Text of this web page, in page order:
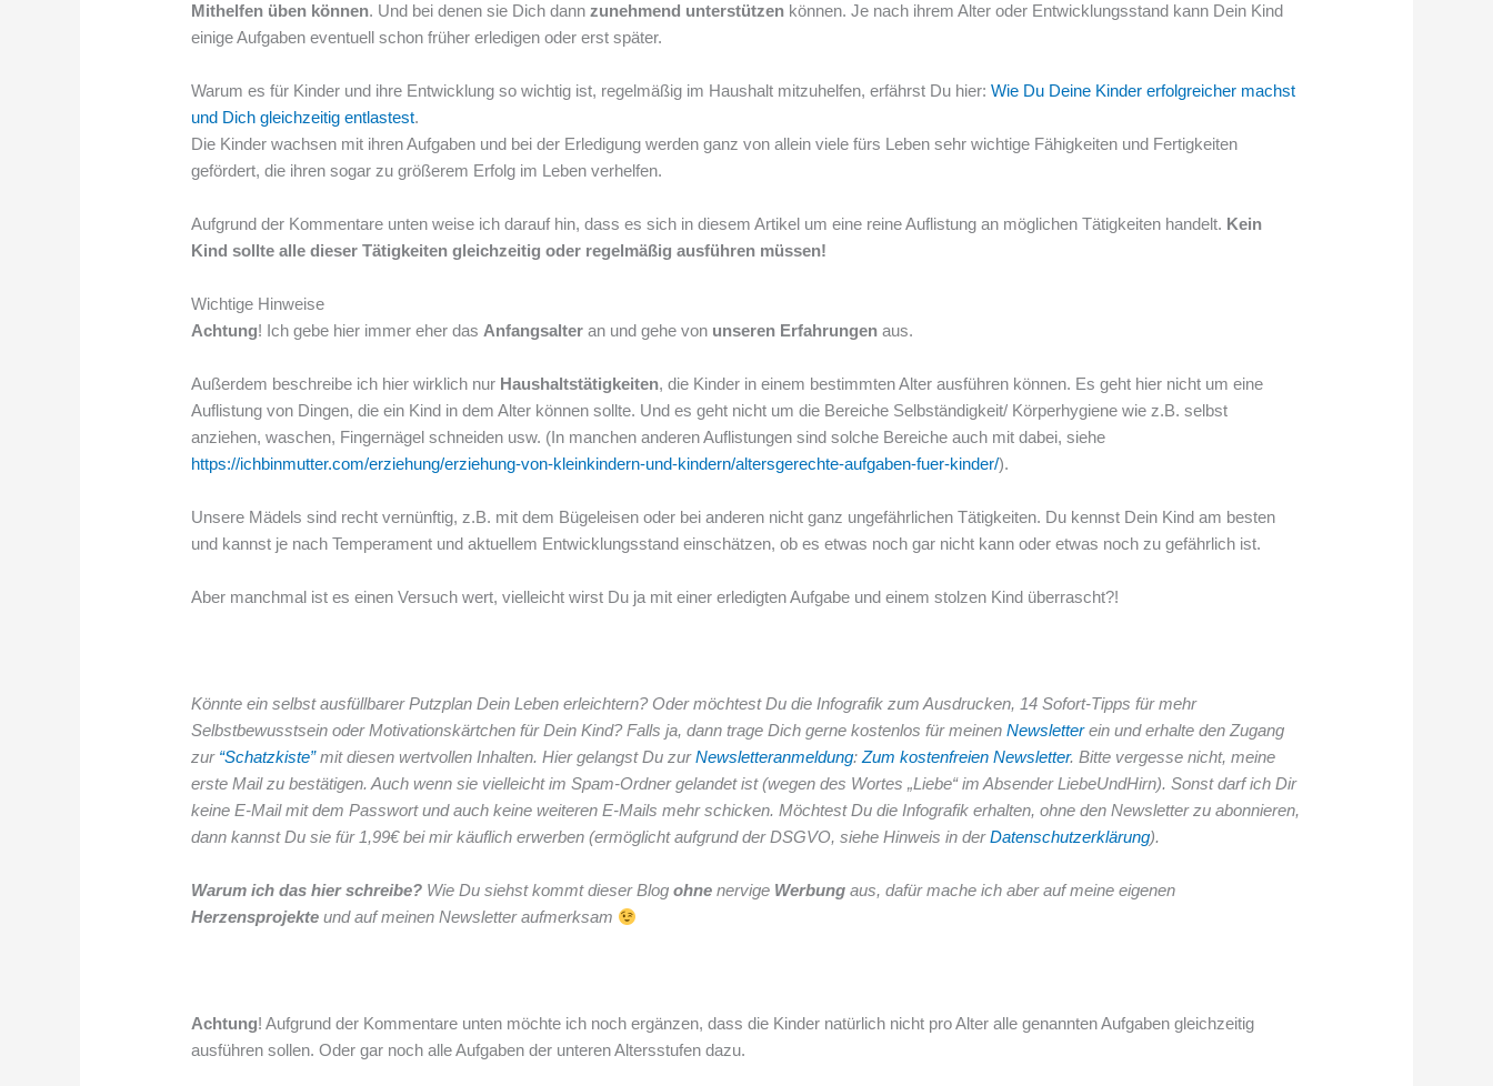
Mithelfen üben können. Und bei denen sie Dich dannzunehmend unterstützen können. Je nach ihrem Alter oder Entwicklungsstand kann Dein Kind
einige Aufgaben eventuell schon früher erledigen oder erst später.
Warum es für Kinder und ihre Entwicklung so wichtig ist, regelmäßig im Haushalt mitzuhelfen, erfährst Du hier:Wie Du Deine Kinder erfolgreicher machst
und Dich gleichzeitig entlastest.
Die Kinder wachsen mit ihren Aufgaben und bei der Erledigung werden ganz von allein viele fürs Leben sehr wichtige Fähigkeiten und Fertigkeiten
gefördert, die ihren sogar zu größerem Erfolg im Leben verhelfen.
Aufgrund der Kommentare unten weise ich darauf hin, dass es sich in diesem Artikel um eine reine Auflistung an möglichen Tätigkeiten handelt. Kein
Kind sollte alle dieser Tätigkeiten gleichzeitig oder regelmäßig ausführen müssen!
Wichtige Hinweise
Achtung! Ich gebe hier immer eher das Anfangsalter an und gehe von unseren Erfahrungen aus.
Außerdem beschreibe ich hier wirklich nur Haushaltstätigkeiten, die Kinder in einem bestimmten Alter ausführen können. Es geht hier nicht um eine
Auflistung von Dingen, die ein Kind in dem Alter können sollte. Und es geht nicht um die Bereiche Selbständigkeit/ Körperhygiene wie z.B. selbst
anziehen, waschen, Fingernägel schneiden usw. (In manchen anderen Auflistungen sind solche Bereiche auch mit dabei, siehe
https://ichbinmutter.com/erziehung/erziehung-von-kleinkindern-und-kindern/altersgerechte-aufgaben-fuer-kinder/).
Unsere Mädels sind recht vernünftig, z.B. mit dem Bügeleisen oder bei anderen nicht ganz ungefährlichen Tätigkeiten. Du kennst Dein Kind am besten
und kannst je nach Temperament und aktuellem Entwicklungsstand einschätzen, ob es etwas noch gar nicht kann oder etwas noch zu gefährlich ist.
Aber manchmal ist es einen Versuch wert, vielleicht wirst Du ja mit einer erledigten Aufgabe und einem stolzen Kind überrascht?!
Könnte ein selbst ausfüllbarer Putzplan Dein Leben erleichtern? Oder möchtest Du die Infografik zum Ausdrucken, 14 Sofort-Tipps für mehr
Selbstbewusstsein oder Motivationskärtchen für Dein Kind? Falls ja, dann trage Dich gerne kostenlos für meinenNewsletterein und erhalte den Zugang
zur “Schatzkiste”mit diesen wertvollen Inhalten. Hier gelangst Du zurNewsletteranmeldung:Zum kostenfreien Newsletter.Bitte vergesse nicht, meine
erste Mail zu bestätigen. Auch wenn sie vielleicht im Spam-Ordner gelandet ist (wegen des Wortes „Liebe“ im Absender LiebeUndHirn). Sonst darf ich Dir
keine E-Mail mit dem Passwort und auch keine weiteren E-Mails mehr schicken.Möchtest Du die Infografik erhalten, ohne den Newsletter zu abonnieren,
dann kannst Du sie für 1,99€ bei mir käuflich erwerben (ermöglicht aufgrund der DSGVO, siehe Hinweis in derDatenschutzerklärung).
Warum ich das hier schreibe? Wie Du siehst kommt dieser Blogohne nervige Werbung aus, dafür mache ich aber auf meine eigenen
Herzensprojekte und auf meinen Newsletter aufmerksam
Achtung! Aufgrund der Kommentare unten möchte ich noch ergänzen, dass die Kinder natürlich nicht pro Alter alle genannten Aufgaben gleichzeitig
ausführen sollen. Oder gar noch alle Aufgaben der unteren Altersstufen dazu.